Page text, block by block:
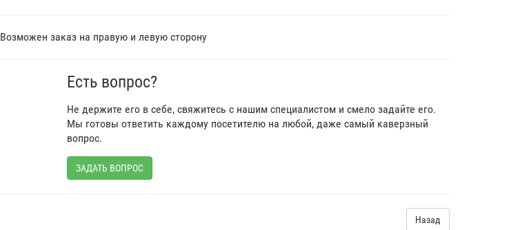
Возможен заказ на правую и левую сторону
Есть вопрос?
Не держите его в себе, свяжитесь с нашим специалистом и смело задайте его.
Мы готовы ответить каждому посетителю на любой, даже самый каверзный
вопрос.
ЗАДАТЬ ВОПРОС
Назад